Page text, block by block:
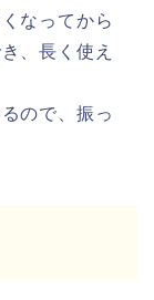
なってから
、長く使え
ので、振っ